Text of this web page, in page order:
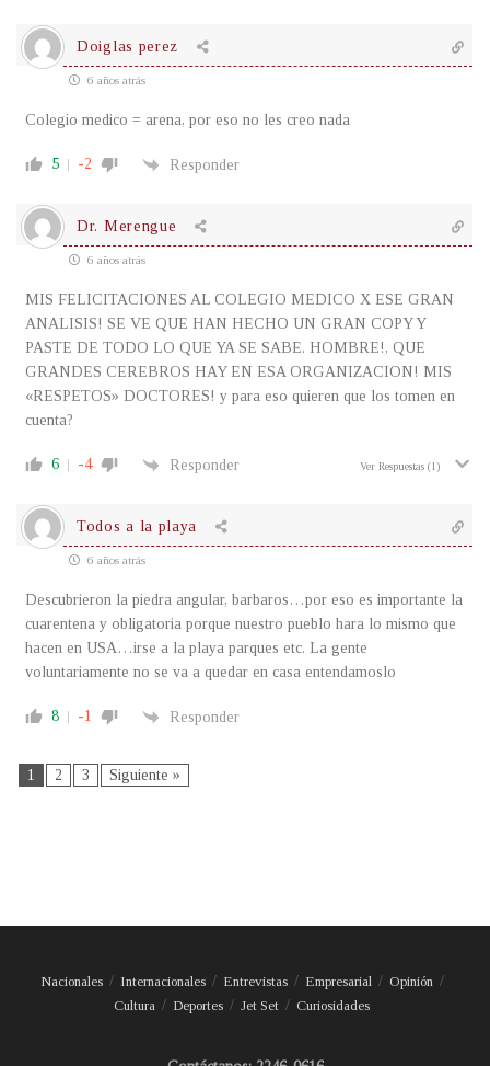
Doiglas perez
6 años atrás
Colegio medico = arena, por eso no les creo nada
5 -2 Responder
Dr. Merengue
6 años atrás
MIS FELICITACIONES AL COLEGIO MEDICO X ESE GRAN
ANALISIS! SE VE QUE HAN HECHO UN GRAN COPY Y
PASTE DE TODO LO QUE YA SE SABE. HOMBRE!, QUE
GRANDES CEREBROS HAY EN ESA ORGANIZACION! MIS
«RESPETOS» DOCTORES! y para eso quieren que los tomen en
cuenta?
6 -4 Responder Ver Respuestas (1)
Todos a la playa
6 años atrás
Descubrieron la piedra angular, barbaros…por eso es importante la
cuarentena y obligatoria porque nuestro pueblo hara lo mismo que
hacen en USA…irse a la playa parques etc. La gente
voluntariamente no se va a quedar en casa entendamoslo
8 -1 Responder
1 2 3 Siguiente »
Nacionales Internacionales Entrevistas Empresarial
Opinión
Cultura
Deportes Jet Set Curiosidades